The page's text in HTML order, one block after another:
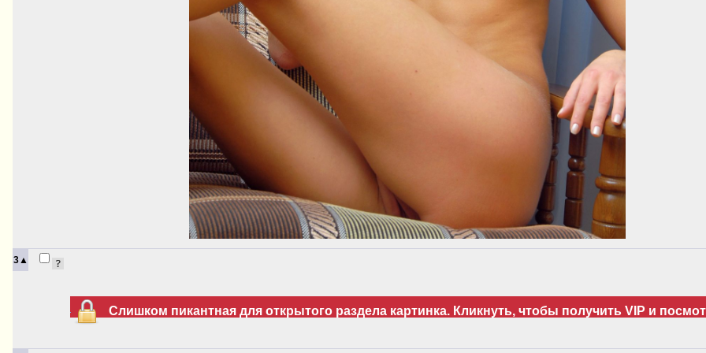
3▲
Слишком пикантная для открытого раздела картинка. Кликнуть, чтобы получить VIP и